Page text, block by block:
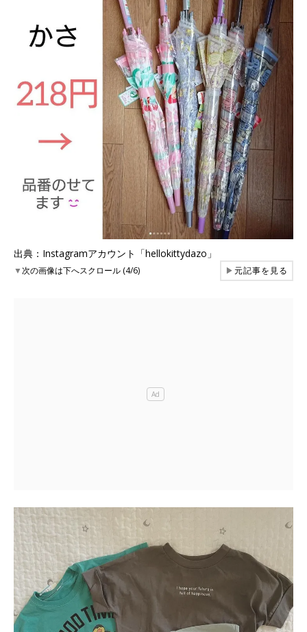
出典：Instagramアカウント「hellokittydazo」
▼次の画像は下へスクロール (4/6) ▶元記事を見る